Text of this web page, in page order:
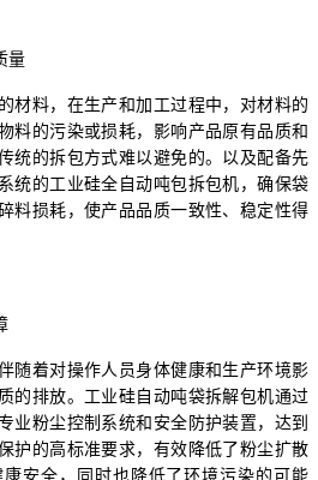
量
材料，在生产和加工过程中，对材料的
料的污染或损耗，影响产品原有品质和
统的拆包方式难以避免的。以及配备先
统的工业硅全自动吨包拆包机，确保袋
料损耗，使产品品质一致性、稳定性得
随着对操作人员身体健康和生产环境影
的排放。工业硅自动吨袋拆解包机通过
业粉尘控制系统和安全防护装置，达到
护的高标准要求，有效降低了粉尘扩散
安全，同时也降低了环境污染的可能